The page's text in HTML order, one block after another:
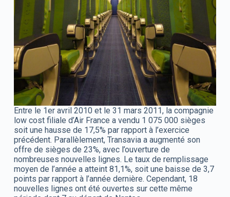
Entre le 1er avril 2010 et le 31 mars 2011, la compagnie
low cost filiale d’Air France a vendu 1 075 000 sièges
soit une hausse de 17,5% par rapport à l’exercice
précédent. Parallèlement, Transavia a augmenté son
offre de sièges de 23%, avec l’ouverture de
nombreuses nouvelles lignes. Le taux de remplissage
moyen de l’année a atteint 81,1%, soit une baisse de 3,7
points par rapport à l’année dernière. Cependant, 18
nouvelles lignes ont été ouvertes sur cette même